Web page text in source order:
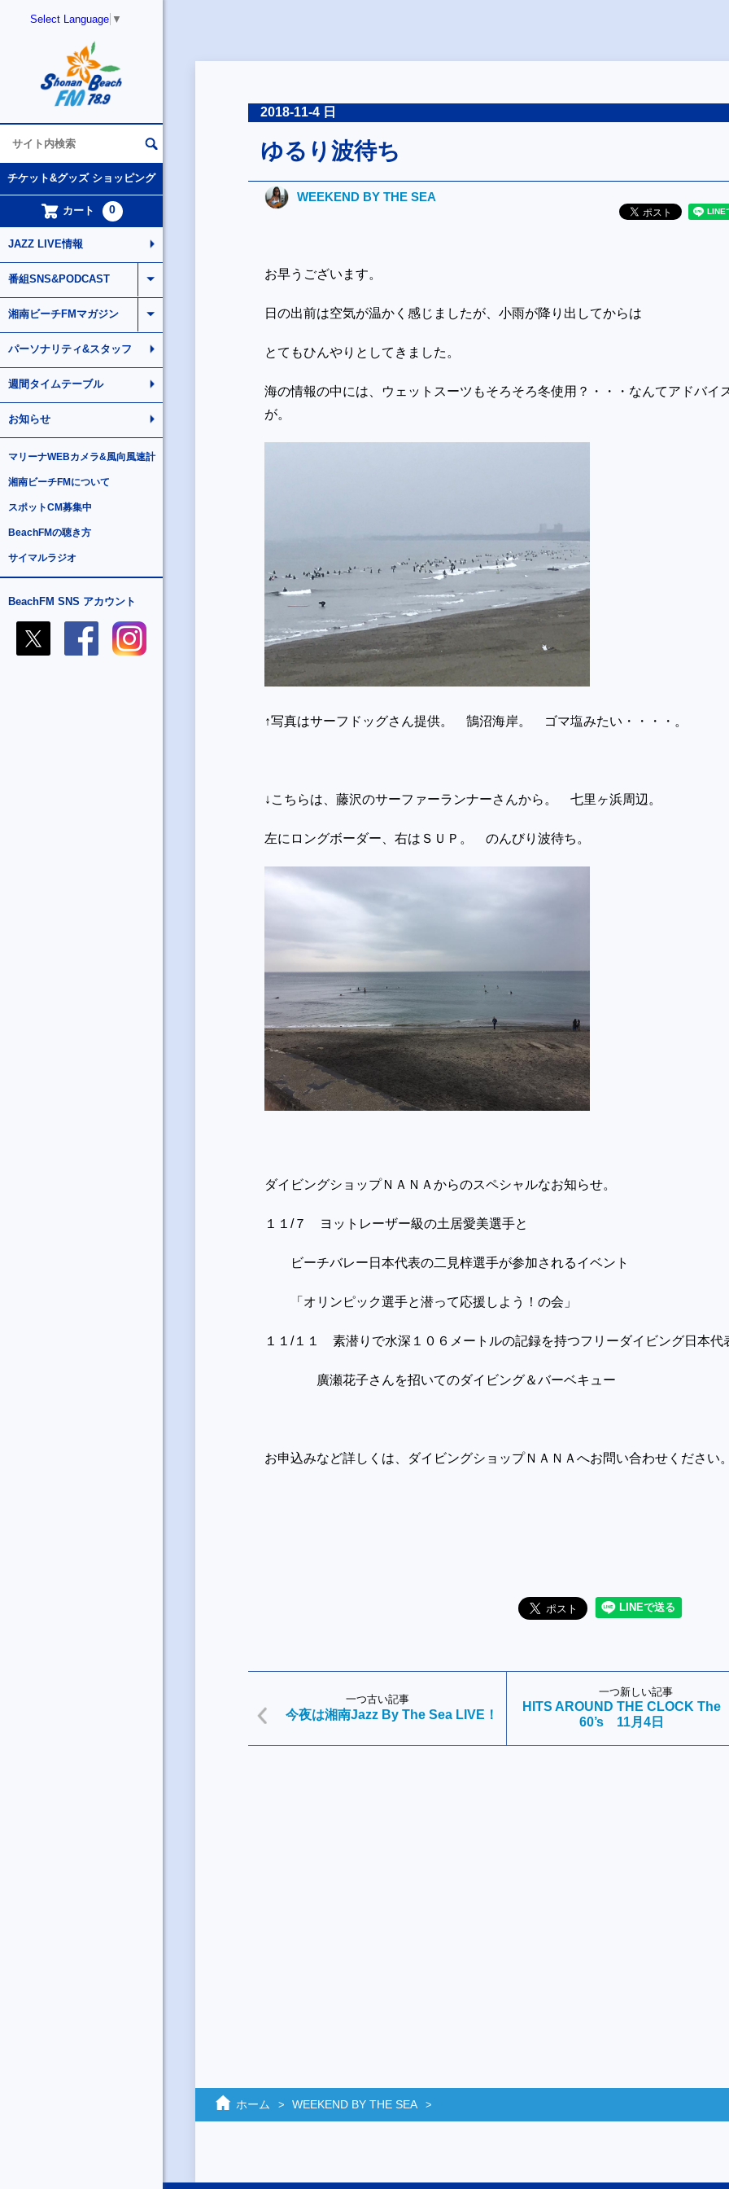
Select Language ▼
チケット&グッズ ショッピング
カート 0
JAZZ LIVE情報
番組SNS&PODCAST
湘南ビーチFMマガジン
パーソナリティ&スタッフ
週間タイムテーブル
お知らせ
マリーナWEBカメラ&風向風速計
湘南ビーチFMについて
スポットCM募集中
BeachFMの聴き方
サイマルラジオ
BeachFM SNS アカウント
2018-11-4 日
ゆるり波待ち
WEEKEND BY THE SEA
お早うございます。
日の出前は空気が温かく感じましたが、小雨が降り出してからは
とてもひんやりとしてきました。
海の情報の中には、ウェットスーツもそろそろ冬使用？・・・なんてアドバイ
が。
↑写真はサーフドッグさん提供。 鵠沼海岸。 ゴマ塩みたい・・・・。
↓こちらは、藤沢のサーファーランナーさんから。 七里ヶ浜周辺。
左にロングボーダー、右はＳＵＰ。 のんびり波待ち。
ダイビングショップＮＡＮＡからのスペシャルなお知らせ。
１１/７ ヨットレーザー級の土居愛美選手と
ビーチバレー日本代表の二見梓選手が参加されるイベント
「オリンピック選手と潜って応援しよう！の会」
１１/１１ 素潜りで水深１０６メートルの記録を持つフリーダイビング日本代
廣瀬花子さんを招いてのダイビング＆バーベキュー
お申込みなど詳しくは、ダイビングショップＮＡＮＡへお問い合わせください
一つ古い記事
今夜は湘南Jazz By The Sea LIVE！
一つ新しい記事
HITS AROUND THE CLOCK The
60’s 11月4日
ホーム WEEKEND BY THE SEA